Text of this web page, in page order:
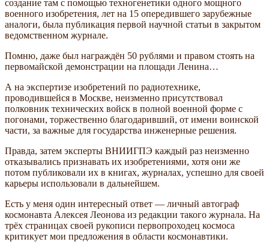
создание там с помощью техногенетики одного мощного
военного изобретения, лет на 15 опередившего зарубежные
аналоги, была публикация первой научной статьи в закрытом
ведомственном журнале.
Помню, даже был награждён 50 рублями и правом стоять на
первомайской демонстрации на площади Ленина…
А на экспертизе изобретений по радиотехнике,
проводившейся в Москве, неизменно присутствовал
полковник технических войск в полной военной форме с
погонами, торжественно благодаривший, от имени воинской
части, за важные для государства инженерные решения.
Правда, затем эксперты ВНИИГПЭ каждый раз неизменно
отказывались признавать их изобретениями, хотя они же
потом публиковали их в книгах, журналах, успешно для своей
карьеры использовали в дальнейшем.
Есть у меня один интересный ответ — личный автограф
космонавта Алексея Леонова из редакции такого журнала. На
трёх страницах своей рукописи первопроходец космоса
критикует мои предложения в области космонавтики.